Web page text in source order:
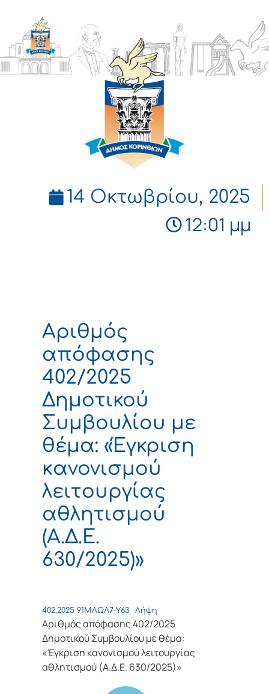
ΔΗΜΟΣ
ΚΟΡΙΝΘΙΩΝ
14 Οκτωβρίου, 2025
12:01 μμ
Αριθμός
απόφασης
402/2025
Δημοτικού
Συμβουλίου με
θέμα: «Έγκριση
κανονισμού
λειτουργίας
αθλητισμού
(Α.Δ.Ε.
630/2025)»
402,2025 91ΜΛΩΛ7-Υ63 Λήψη
Αριθμός απόφασης 402/2025
Δημοτικού Συμβουλίου με θέμα:
«Έγκριση κανονισμού λειτουργίας
αθλητισμού (Α.Δ.Ε. 630/2025)»